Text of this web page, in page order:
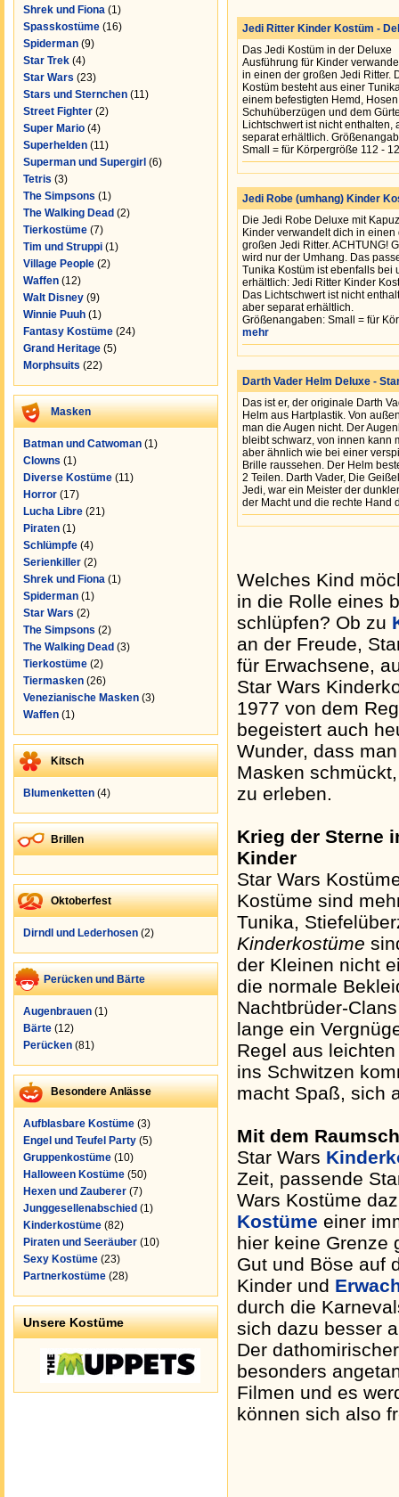
Shrek und Fiona (1)
Spasskostüme (16)
Spiderman (9)
Star Trek (4)
Star Wars (23)
Stars und Sternchen (11)
Street Fighter (2)
Super Mario (4)
Superhelden (11)
Superman und Supergirl (6)
Tetris (3)
The Simpsons (1)
The Walking Dead (2)
Tierkostüme (7)
Tim und Struppi (1)
Village People (2)
Waffen (12)
Walt Disney (9)
Winnie Puuh (1)
Fantasy Kostüme (24)
Grand Heritage (5)
Morphsuits (22)
Masken
Batman und Catwoman (1)
Clowns (1)
Diverse Kostüme (11)
Horror (17)
Lucha Libre (21)
Piraten (1)
Schlümpfe (4)
Serienkiller (2)
Shrek und Fiona (1)
Spiderman (1)
Star Wars (2)
The Simpsons (2)
The Walking Dead (3)
Tierkostüme (2)
Tiermasken (26)
Venezianische Masken (3)
Waffen (1)
Kitsch
Blumenketten (4)
Brillen
Oktoberfest
Dirndl und Lederhosen (2)
Perücken und Bärte
Augenbrauen (1)
Bärte (12)
Perücken (81)
Besondere Anlässe
Aufblasbare Kostüme (3)
Engel und Teufel Party (5)
Gruppenkostüme (10)
Halloween Kostüme (50)
Hexen und Zauberer (7)
Junggesellenabschied (1)
Kinderkostüme (82)
Piraten und Seeräuber (10)
Sexy Kostüme (23)
Partnerkostüme (28)
Unsere Kostüme
Jedi Ritter Kinder Kostüm -
Das Jedi Kostüm in der Deluxe
Ausführung für Kinder
in einen der großen Jedi Ritter.
Kostüm besteht aus einer
einem befestigten Hemd,
Schuhüberzügen und dem
Lichtschwert ist nicht enthalten,
separat erhältlich.
Small = für Körpergröße 112 -
Jedi Robe (umhang) Kinder
Die Jedi Robe Deluxe mit
Kinder verwandelt dich in einen
großen Jedi Ritter. ACHTUNG!
wird nur der Umhang. Das
Tunika Kostüm ist ebenfalls bei
erhältlich: Jedi Ritter Kinder
Das Lichtschwert ist nicht
aber separat erhältlich.
Größenangaben: Small = für
mehr
Darth Vader Helm Deluxe -
Das ist er, der originale Darth
Helm aus Hartplastik. Von
man die Augen nicht. Der
bleibt schwarz, von innen kann
aber ähnlich wie bei einer
Brille raussehen. Der Helm
2 Teilen. Darth Vader, Die
Jedi, war ein Meister der
der Macht und die rechte Hand
Welches Kind
in die Rolle eines
schlüpfen? Ob zu
an der Freude,
für Erwachsene,
Star Wars
1977 von dem
begeistert auch
Wunder, dass
Masken
zu erleben.
Krieg der Sterne
Kinder
Star Wars
Kostüme sind
Tunika,
Kinderkostüme
der Kleinen nicht
die normale
Nachtbrüder-
lange ein
Regel aus
ins Schwitzen
macht Spaß, sich
Mit dem
Star Wars
Zeit, passende
Wars Kostüme
Kostüme einer
hier keine Grenze
Gut und Böse auf
Kinder und
durch die
sich dazu besser
Der
besonders
Filmen und es
können sich also